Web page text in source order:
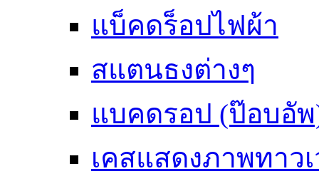
แบ็คดร็อปไฟผ้า
สแตนธงต่างๆ
แบคดรอป (ป๊อบอั
เคสแสดงภาพทาว